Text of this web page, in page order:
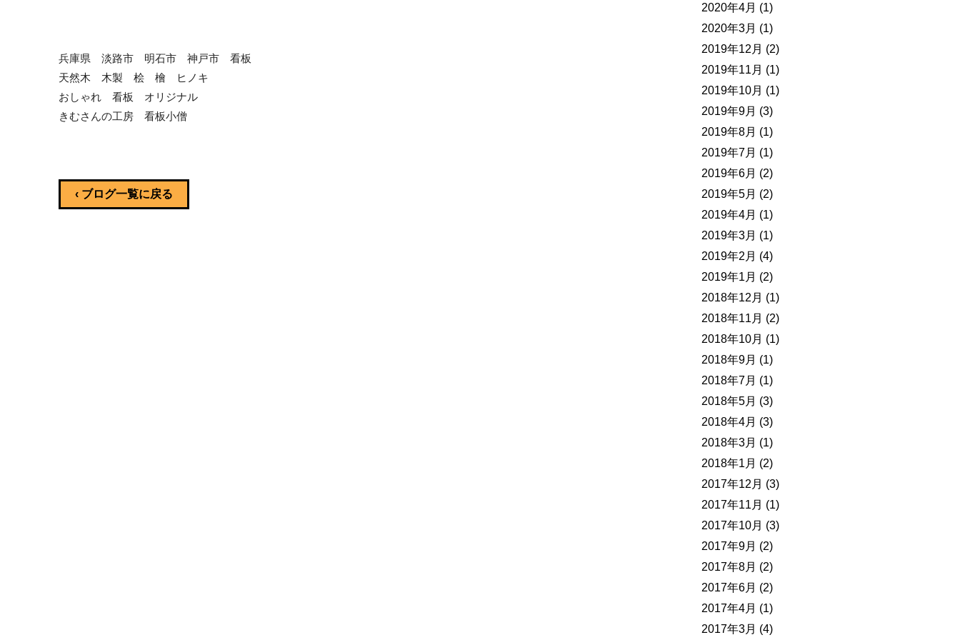
兵庫県 淡路市 明石市 神戸市 看板
天然木 木製 桧 檜 ヒノキ
おしゃれ 看板 オリジナル
きむさんの工房 看板小僧
‹ ブログ一覧に戻る
2020年4月 (1)
2020年3月 (1)
2019年12月 (2)
2019年11月 (1)
2019年10月 (1)
2019年9月 (3)
2019年8月 (1)
2019年7月 (1)
2019年6月 (2)
2019年5月 (2)
2019年4月 (1)
2019年3月 (1)
2019年2月 (4)
2019年1月 (2)
2018年12月 (1)
2018年11月 (2)
2018年10月 (1)
2018年9月 (1)
2018年7月 (1)
2018年5月 (3)
2018年4月 (3)
2018年3月 (1)
2018年1月 (2)
2017年12月 (3)
2017年11月 (1)
2017年10月 (3)
2017年9月 (2)
2017年8月 (2)
2017年6月 (2)
2017年4月 (1)
2017年3月 (4)